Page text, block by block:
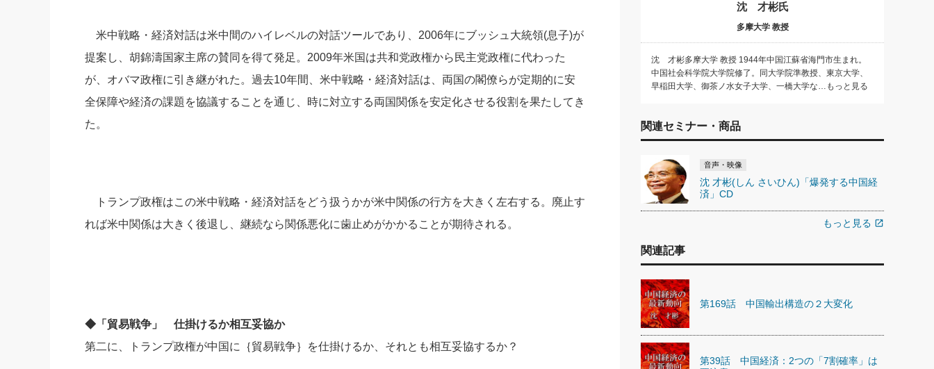
米中戦略・経済対話は米中間のハイレベルの対話ツールであり、2006年にブッシュ大統領(息子)が
提案し、胡錦濤国家主席の賛同を得て発足。2009年米国は共和党政権から民主党政権に代わった
が、オバマ政権に引き継がれた。過去10年間、米中戦略・経済対話は、両国の閣僚らが定期的に安
全保障や経済の課題を協議することを通じ、時に対立する両国関係を安定化させる役割を果たしてき
た。
トランプ政権はこの米中戦略・経済対話をどう扱うかが米中関係の行方を大きく左右する。廃止す
れば米中関係は大きく後退し、継続なら関係悪化に歯止めがかかることが期待される。
◆「貿易戦争」 仕掛けるか相互妥協か
第二に、トランプ政権が中国に｛貿易戦争｝を仕掛けるか、それとも相互妥協するか？
沈 才彬氏
多摩大学 教授
沈 才彬多摩大学 教授 1944年中国江蘇省海門市生まれ。
中国社会科学院大学院修了。同大学院準教授、東京大学、
早稲田大学、御茶ノ水女子大学、一橋大学な…もっと見る
関連セミナー・商品
音声・映像
沈 才彬(しん さいひん)「爆発する中国経
済」CD
もっと見る open_in_new
関連記事
第169話 中国輸出構造の２大変化
第39話 中国経済：2つの「7割確率」は